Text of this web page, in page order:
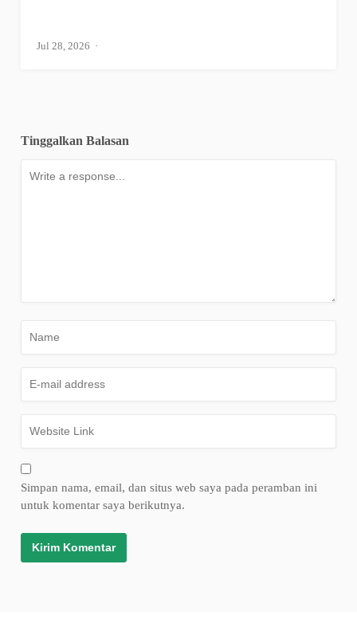
Jul 28, 2026
Tinggalkan Balasan
Simpan nama, email, dan situs web saya pada peramban ini
untuk komentar saya berikutnya.